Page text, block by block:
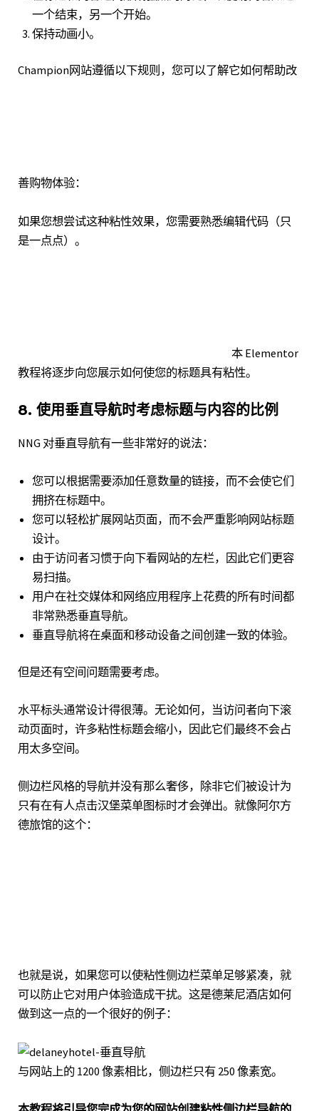
一个结束，另一个开始。
保持动画小。
Champion网站遵循以下规则，您可以了解它如何帮助改
善购物体验：
如果您想尝试这种粘性效果，您需要熟悉编辑代码（只
是一点点）。
本 Elementor
教程将逐步向您展示如何使您的标题具有粘性。
8. 使用垂直导航时考虑标题与内容的比例
NNG 对垂直导航有一些非常好的说法：
您可以根据需要添加任意数量的链接，而不会使它们
拥挤在标题中。
您可以轻松扩展网站页面，而不会严重影响网站标题
设计。
由于访问者习惯于向下看网站的左栏，因此它们更容
易扫描。
用户在社交媒体和网络应用程序上花费的所有时间都
非常熟悉垂直导航。
垂直导航将在桌面和移动设备之间创建一致的体验。
但是还有空间问题需要考虑。
水平标头通常设计得很薄。无论如何，当访问者向下滚
动页面时，许多粘性标题会缩小，因此它们最终不会占
用太多空间。
侧边栏风格的导航并没有那么奢侈，除非它们被设计为
只有在有人点击汉堡菜单图标时才会弹出。就像阿尔方
德旅馆的这个：
也就是说，如果您可以使粘性侧边栏菜单足够紧凑，就
可以防止它对用户体验造成干扰。这是德莱尼酒店如何
做到这一点的一个很好的例子：
与网站上的 1200 像素相比，侧边栏只有 250 像素宽。